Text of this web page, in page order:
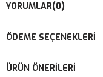
YORUMLAR(0)
ÖDEME SEÇENEKLERI
ÜRÜN ÖNERILERI